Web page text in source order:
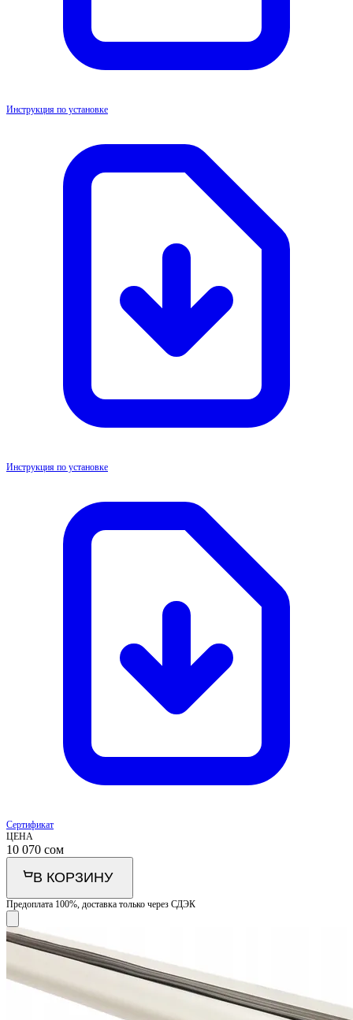
Инструкция по установке
Инструкция по установке
Сертификат
ЦЕНА
10 070 сом
В КОРЗИНУ
Предоплата 100%, доставка только через СДЭК